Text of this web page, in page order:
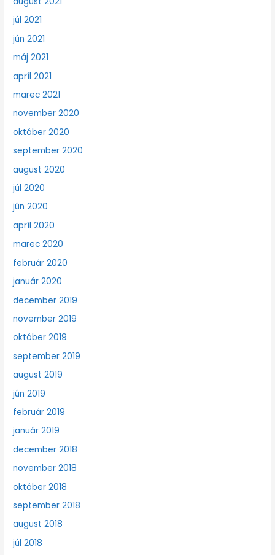
júl 2021
jún 2021
máj 2021
apríl 2021
marec 2021
november 2020
október 2020
september 2020
august 2020
júl 2020
jún 2020
apríl 2020
marec 2020
február 2020
január 2020
december 2019
november 2019
október 2019
september 2019
august 2019
jún 2019
február 2019
január 2019
december 2018
november 2018
október 2018
september 2018
august 2018
júl 2018